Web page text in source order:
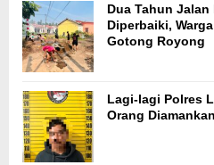
Dua Tahun
Diperbaiki,
Gotong Royong
Lagi-lagi Polres
Orang Diamankan